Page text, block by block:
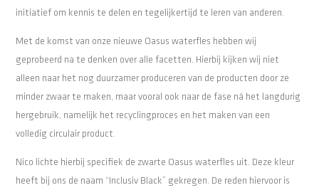
initiatief om kennis te delen en tegelijkertijd te leren van anderen.
Met de komst van onze nieuwe Oasus waterfles hebben wij
geprobeerd na te denken over alle facetten. Hierbij kijken wij niet
alleen naar het nog duurzamer produceren van de producten door ze
minder zwaar te maken, maar vooral ook naar de fase ná het langdurig
hergebruik, namelijk het recyclingproces en het maken van een
volledig circulair product.
Nico lichte hierbij specifiek de zwarte Oasus waterfles uit. Deze kleur
heeft bij ons de naam “Inclusiv Black” gekregen. De reden hiervoor is